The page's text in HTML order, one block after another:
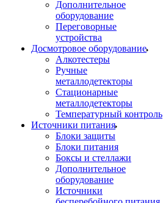
Дополнительное
оборудование
Переговорные
устройства
Досмотровое оборудование
Алкотестеры
Ручные
металлодетекторы
Стационарные
металлодетекторы
Температурный контроль
Источники питания
Блоки защиты
Блоки питания
Боксы и стеллажи
Дополнительное
оборудование
Источники